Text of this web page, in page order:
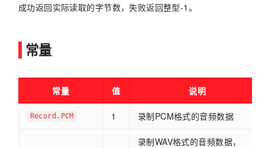
成功返回实际读取的字节数，失败返回整型-1。
常量
常量 值 说明
Record.PCM 1 录制PCM格式的音频数据
录制WAV格式的音频数据，